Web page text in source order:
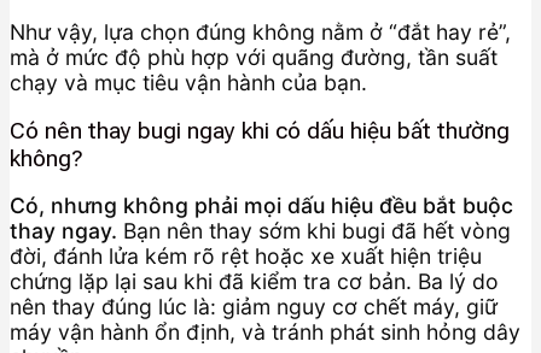
Như vậy, lựa chọn đúng không nằm ở “đắt hay rẻ”,
mà ở mức độ phù hợp với quãng đường, tần suất
chạy và mục tiêu vận hành của bạn.
Có nên thay bugi ngay khi có dấu hiệu bất thường
không?
Có, nhưng không phải mọi dấu hiệu đều bắt buộc
thay ngay. Bạn nên thay sớm khi bugi đã hết vòng
đời, đánh lửa kém rõ rệt hoặc xe xuất hiện triệu
chứng lặp lại sau khi đã kiểm tra cơ bản. Ba lý do
nên thay đúng lúc là: giảm nguy cơ chết máy, giữ
máy vận hành ổn định, và tránh phát sinh hỏng dây